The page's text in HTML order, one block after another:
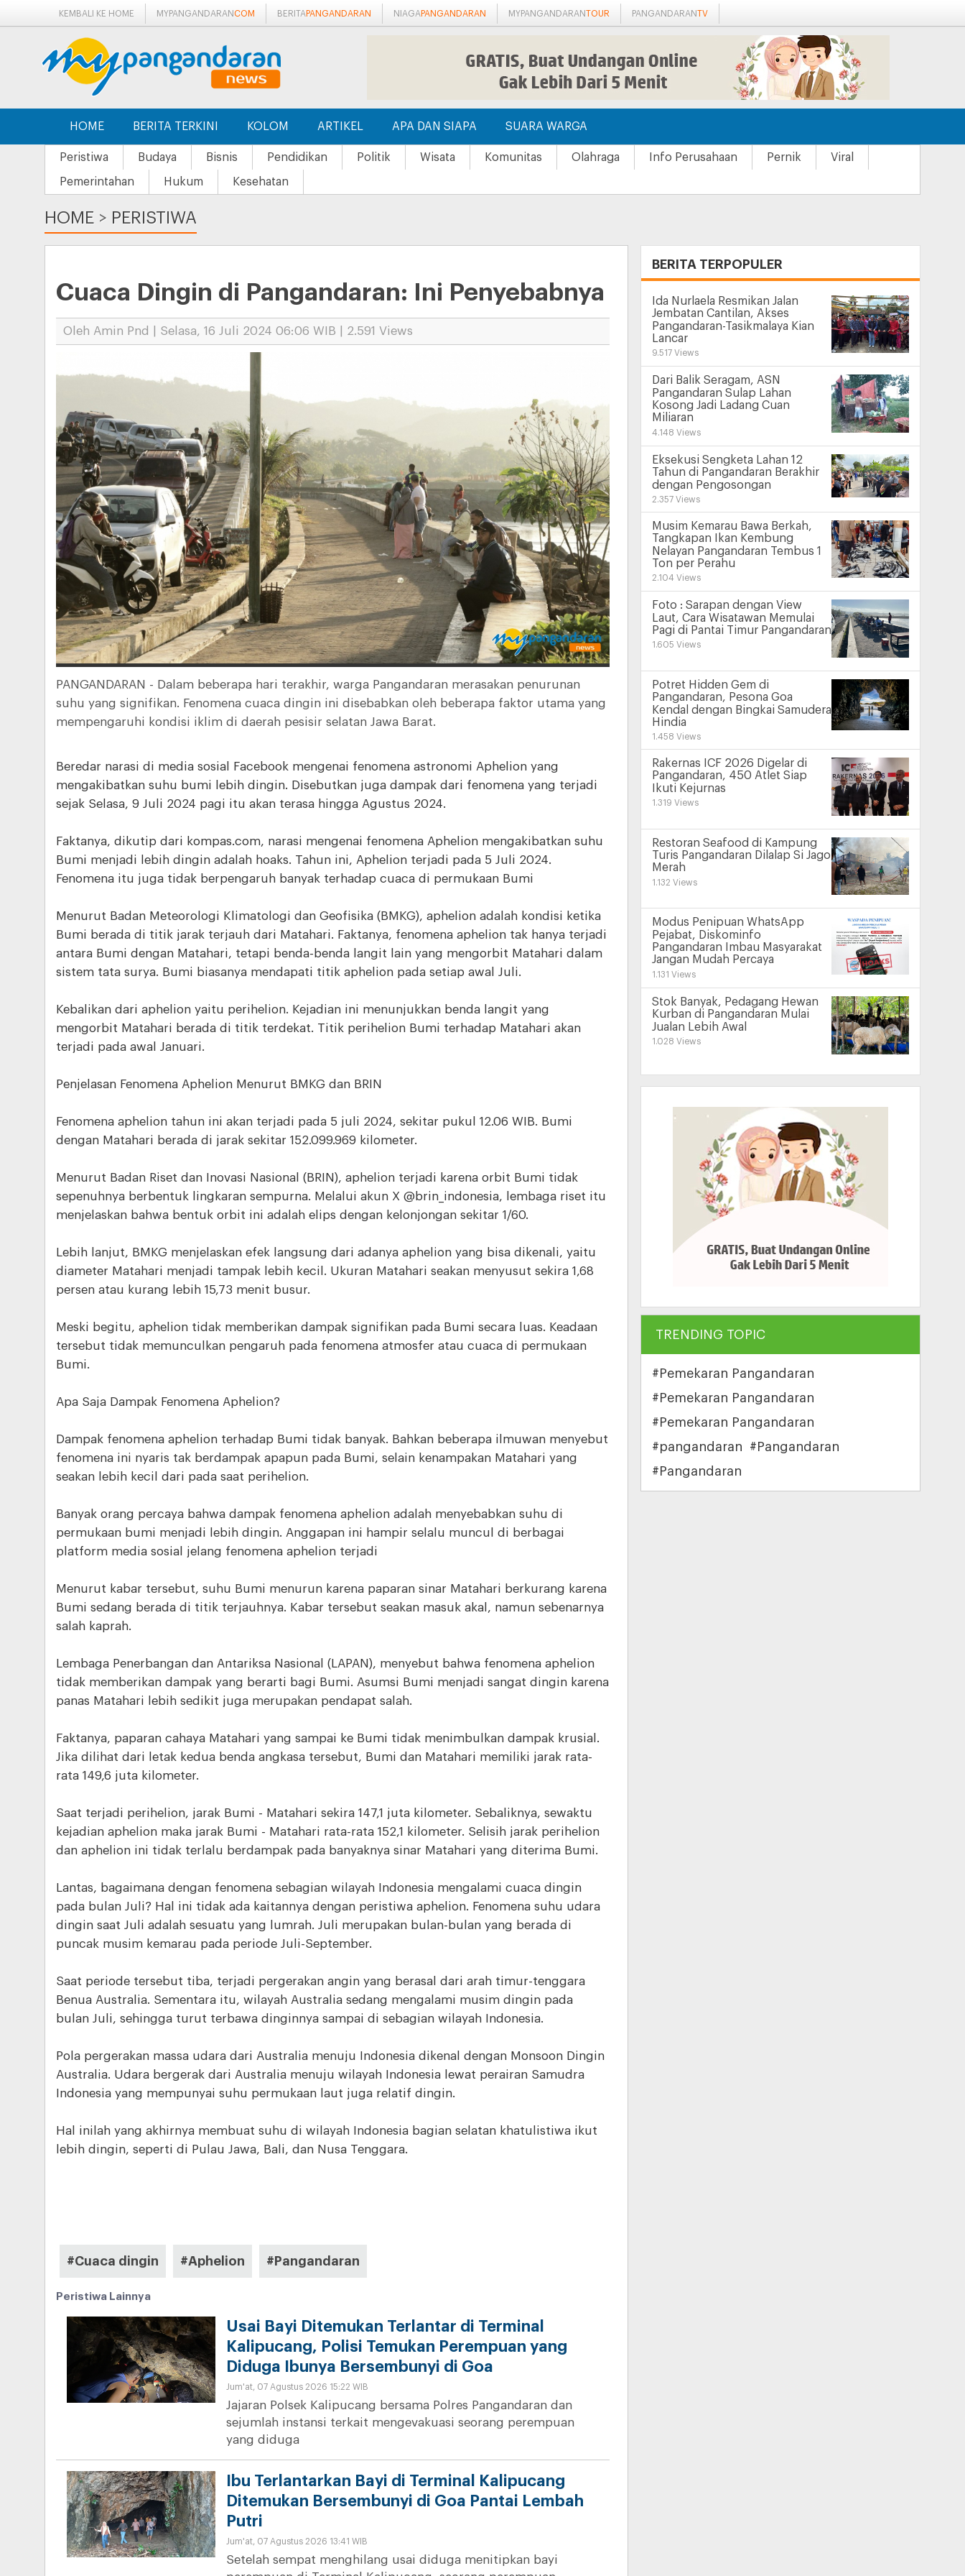
KEMBALI KE HOME MYPANGANDARANCOM BERITA PANGANDARAN NIAGA PANGANDARAN MYPANGANDARANTOUR PANGANDARANTV
HOME BERITA TERKINI KOLOM ARTIKEL APA DAN SIAPA SUARA WARGA
Peristiwa Budaya Bisnis Pendidikan Politik Wisata Komunitas Olahraga Info Perusahaan Pernik Viral
Pemerintahan Hukum Kesehatan
HOME > PERISTIWA
Cuaca Dingin di Pangandaran: Ini Penyebabnya
Oleh Amin Pnd | Selasa, 16 Juli 2024 06:06 WIB | 2.591 Views
PANGANDARAN - Dalam beberapa hari terakhir, warga Pangandaran merasakan penurunan
suhu yang signifikan. Fenomena cuaca dingin ini disebabkan oleh beberapa faktor utama yang
mempengaruhi kondisi iklim di daerah pesisir selatan Jawa Barat.
Beredar narasi di media sosial Facebook mengenai fenomena astronomi Aphelion yang
mengakibatkan suhu bumi lebih dingin. Disebutkan juga dampak dari fenomena yang terjadi
sejak Selasa, 9 Juli 2024 pagi itu akan terasa hingga Agustus 2024.
Faktanya, dikutip dari kompas.com, narasi mengenai fenomena Aphelion mengakibatkan suhu
Bumi menjadi lebih dingin adalah hoaks. Tahun ini, Aphelion terjadi pada 5 Juli 2024.
Fenomena itu juga tidak berpengaruh banyak terhadap cuaca di permukaan Bumi
Menurut Badan Meteorologi Klimatologi dan Geofisika (BMKG), aphelion adalah kondisi ketika
Bumi berada di titik jarak terjauh dari Matahari. Faktanya, fenomena aphelion tak hanya terjadi
antara Bumi dengan Matahari, tetapi benda-benda langit lain yang mengorbit Matahari dalam
sistem tata surya. Bumi biasanya mendapati titik aphelion pada setiap awal Juli.
Kebalikan dari aphelion yaitu perihelion. Kejadian ini menunjukkan benda langit yang
mengorbit Matahari berada di titik terdekat. Titik perihelion Bumi terhadap Matahari akan
terjadi pada awal Januari.
Penjelasan Fenomena Aphelion Menurut BMKG dan BRIN
Fenomena aphelion tahun ini akan terjadi pada 5 juli 2024, sekitar pukul 12.06 WIB. Bumi
dengan Matahari berada di jarak sekitar 152.099.969 kilometer.
Menurut Badan Riset dan Inovasi Nasional (BRIN), aphelion terjadi karena orbit Bumi tidak
sepenuhnya berbentuk lingkaran sempurna. Melalui akun X @brin_indonesia, lembaga riset itu
menjelaskan bahwa bentuk orbit ini adalah elips dengan kelonjongan sekitar 1/60.
Lebih lanjut, BMKG menjelaskan efek langsung dari adanya aphelion yang bisa dikenali, yaitu
diameter Matahari menjadi tampak lebih kecil. Ukuran Matahari seakan menyusut sekira 1,68
persen atau kurang lebih 15,73 menit busur.
Meski begitu, aphelion tidak memberikan dampak signifikan pada Bumi secara luas. Keadaan
tersebut tidak memunculkan pengaruh pada fenomena atmosfer atau cuaca di permukaan
Bumi.
Apa Saja Dampak Fenomena Aphelion?
Dampak fenomena aphelion terhadap Bumi tidak banyak. Bahkan beberapa ilmuwan menyebut
fenomena ini nyaris tak berdampak apapun pada Bumi, selain kenampakan Matahari yang
seakan lebih kecil dari pada saat perihelion.
Banyak orang percaya bahwa dampak fenomena aphelion adalah menyebabkan suhu di
permukaan bumi menjadi lebih dingin. Anggapan ini hampir selalu muncul di berbagai
platform media sosial jelang fenomena aphelion terjadi
Menurut kabar tersebut, suhu Bumi menurun karena paparan sinar Matahari berkurang karena
Bumi sedang berada di titik terjauhnya. Kabar tersebut seakan masuk akal, namun sebenarnya
salah kaprah.
Lembaga Penerbangan dan Antariksa Nasional (LAPAN), menyebut bahwa fenomena aphelion
tidak memberikan dampak yang berarti bagi Bumi. Asumsi Bumi menjadi sangat dingin karena
panas Matahari lebih sedikit juga merupakan pendapat salah.
Faktanya, paparan cahaya Matahari yang sampai ke Bumi tidak menimbulkan dampak krusial.
Jika dilihat dari letak kedua benda angkasa tersebut, Bumi dan Matahari memiliki jarak rata-
rata 149,6 juta kilometer.
Saat terjadi perihelion, jarak Bumi - Matahari sekira 147,1 juta kilometer. Sebaliknya, sewaktu
kejadian aphelion maka jarak Bumi - Matahari rata-rata 152,1 kilometer. Selisih jarak perihelion
dan aphelion ini tidak terlalu berdampak pada banyaknya sinar Matahari yang diterima Bumi.
Lantas, bagaimana dengan fenomena sebagian wilayah Indonesia mengalami cuaca dingin
pada bulan Juli? Hal ini tidak ada kaitannya dengan peristiwa aphelion. Fenomena suhu udara
dingin saat Juli adalah sesuatu yang lumrah. Juli merupakan bulan-bulan yang berada di
puncak musim kemarau pada periode Juli-September.
Saat periode tersebut tiba, terjadi pergerakan angin yang berasal dari arah timur-tenggara
Benua Australia. Sementara itu, wilayah Australia sedang mengalami musim dingin pada
bulan Juli, sehingga turut terbawa dinginnya sampai di sebagian wilayah Indonesia.
Pola pergerakan massa udara dari Australia menuju Indonesia dikenal dengan Monsoon Dingin
Australia. Udara bergerak dari Australia menuju wilayah Indonesia lewat perairan Samudra
Indonesia yang mempunyai suhu permukaan laut juga relatif dingin.
Hal inilah yang akhirnya membuat suhu di wilayah Indonesia bagian selatan khatulistiwa ikut
lebih dingin, seperti di Pulau Jawa, Bali, dan Nusa Tenggara.
#Cuaca dingin #Aphelion #Pangandaran
Peristiwa Lainnya
Usai Bayi Ditemukan Terlantar di Terminal
Kalipucang, Polisi Temukan Perempuan yang
Diduga Ibunya Bersembunyi di Goa
Jum'at, 07 Agustus 2026 15:22 WIB
Jajaran Polsek Kalipucang bersama Polres Pangandaran dan
sejumlah instansi terkait mengevakuasi seorang perempuan
yang diduga
Ibu Terlantarkan Bayi di Terminal Kalipucang
Ditemukan Bersembunyi di Goa Pantai Lembah
Putri
Jum'at, 07 Agustus 2026 13:41 WIB
Setelah sempat menghilang usai diduga menitipkan bayi
BERITA TERPOPULER
Ida Nurlaela Resmikan Jalan
Jembatan Cantilan, Akses
Pangandaran-Tasikmalaya Kian
Lancar
9.517 Views
Dari Balik Seragam, ASN
Pangandaran Sulap Lahan
Kosong Jadi Ladang Cuan
Miliaran
4.148 Views
Eksekusi Sengketa Lahan 12
Tahun di Pangandaran Berakhir
dengan Pengosongan
2.357 Views
Musim Kemarau Bawa Berkah,
Tangkapan Ikan Kembung
Nelayan Pangandaran Tembus 1
Ton per Perahu
2.104 Views
Foto : Sarapan dengan View
Laut, Cara Wisatawan Memulai
Pagi di Pantai Timur Pangandaran
1.605 Views
Potret Hidden Gem di
Pangandaran, Pesona Goa
Kendal dengan Bingkai Samudera
Hindia
1.458 Views
Rakernas ICF 2026 Digelar di
Pangandaran, 450 Atlet Siap
Ikuti Kejurnas
1.319 Views
Restoran Seafood di Kampung
Turis Pangandaran Dilalap Si Jago
Merah
1.132 Views
Modus Penipuan WhatsApp
Pejabat, Diskominfo
Pangandaran Imbau Masyarakat
Jangan Mudah Percaya
1.131 Views
Stok Banyak, Pedagang Hewan
Kurban di Pangandaran Mulai
Jualan Lebih Awal
1.028 Views
TRENDING TOPIC
#Pemekaran Pangandaran
#Pemekaran Pangandaran
#Pemekaran Pangandaran
#pangandaran
#Pangandaran
#Pangandaran